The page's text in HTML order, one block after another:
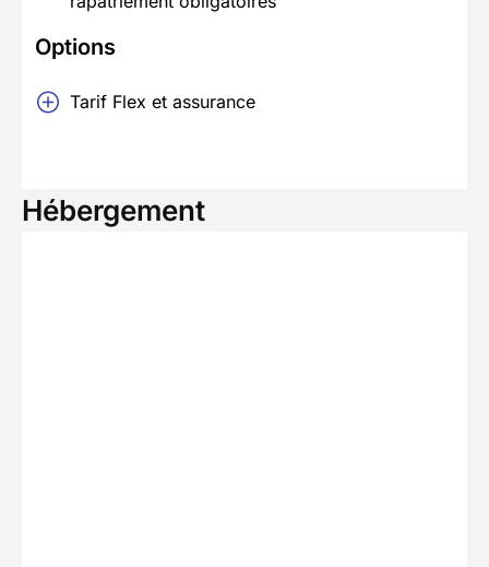
Options
Tarif Flex et assurance
Hébergement